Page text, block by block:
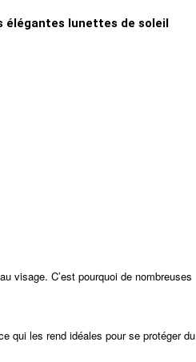
élégantes lunettes de soleil
visage. C’est pourquoi de nombreuses
qui les rend idéales pour se protéger du